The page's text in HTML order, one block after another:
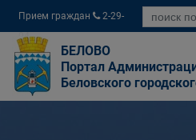
Прием граждан
2-29-
04
БЕЛОВО
Портал
Беловского